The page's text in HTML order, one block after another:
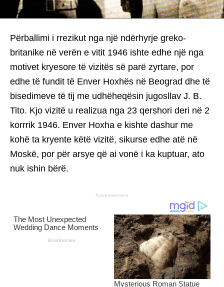
Përballimi i rrezikut nga një ndërhyrje greko-
britanike në verën e vitit 1946 ishte edhe një nga
motivet kryesore të vizitës së parë zyrtare, por
edhe të fundit të Enver Hoxhës në Beograd dhe të
bisedimeve të tij me udhëheqësin jugosllav J. B.
Tito. Kjo vizitë u realizua nga 23 qershori deri në 2
korrrik 1946. Enver Hoxha e kishte dashur me
kohë ta kryente këtë vizitë, sikurse edhe atë në
Moskë, por për arsye që ai vonë i ka kuptuar, ato
nuk ishin bërë.
Advertisement